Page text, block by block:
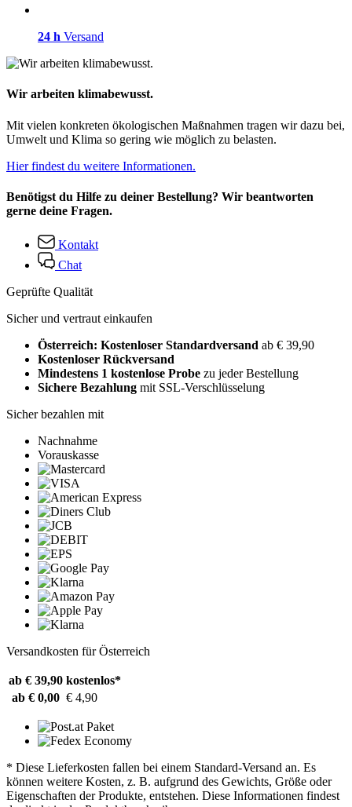
24 h Versand
Wir arbeiten klimabewusst.
Mit vielen konkreten ökologischen Maßnahmen tragen wir dazu bei,
Umwelt und Klima so gering wie möglich zu belasten.
Hier findest du weitere Informationen.
Benötigst du Hilfe zu deiner Bestellung? Wir beantworten
gerne deine Fragen.
Kontakt
Chat
Geprüfte Qualität
Sicher und vertraut einkaufen
Österreich: Kostenloser Standardversand ab € 39,90
Kostenloser Rückversand
Mindestens 1 kostenlose Probe zu jeder Bestellung
Sichere Bezahlung mit SSL-Verschlüsselung
Sicher bezahlen mit
Nachnahme
Vorauskasse
Versandkosten für Österreich
ab € 39,90 kostenlos*
ab € 0,00 € 4,90
* Diese Lieferkosten fallen bei einem Standard-Versand an. Es
können weitere Kosten, z. B. aufgrund des Gewichts, Größe oder
Eigenschaften der Produkte, entstehen. Diese Informationen findest